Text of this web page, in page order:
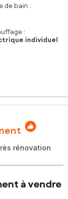
de bain :
:
individuel
rénovation
à vendre